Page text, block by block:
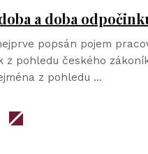
a doba
popsán pojem
z pohledu českého
z pohledu …